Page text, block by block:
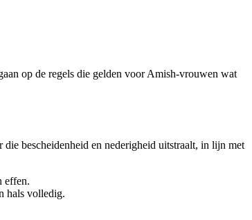
op de regels die gelden voor Amish-vrouwen wat
bescheidenheid en nederigheid uitstraalt, in lijn met
effen.
hals volledig.